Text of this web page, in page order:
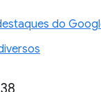
do